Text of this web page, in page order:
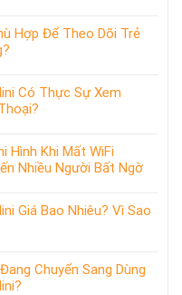
Hợp Để Theo Dõi Trẻ
Có Thực Sự Xem
Hình Khi Mất WiFi
Nhiều Người Bất Ngờ
Giá Bao Nhiêu? Vì Sao
Chuyển Sang Dùng